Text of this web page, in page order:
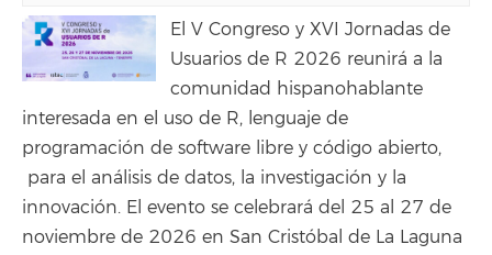
El V Congreso y XVI Jornadas de
Usuarios de R 2026 reunirá a la
comunidad hispanohablante
interesada en el uso de R, lenguaje de
programación de software libre y código abierto,
para el análisis de datos, la investigación y la
innovación. El evento se celebrará del 25 al 27 de
noviembre de 2026 en San Cristóbal de La Laguna